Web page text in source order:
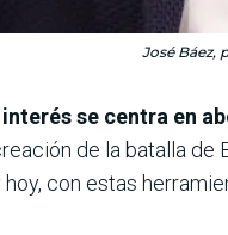
José Báez,
interés se centra en
de la batalla de
con estas